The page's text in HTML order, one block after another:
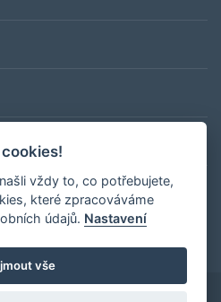
přístup
vždy to, co potřebujete,
které zpracováváme
údajů. Nastavení
vše